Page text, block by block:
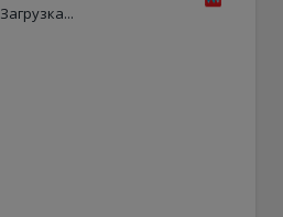
Загрузка...